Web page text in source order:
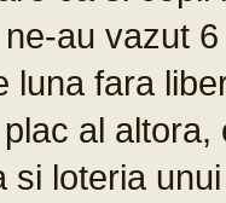
au vazut
luna fara
al
si loteria